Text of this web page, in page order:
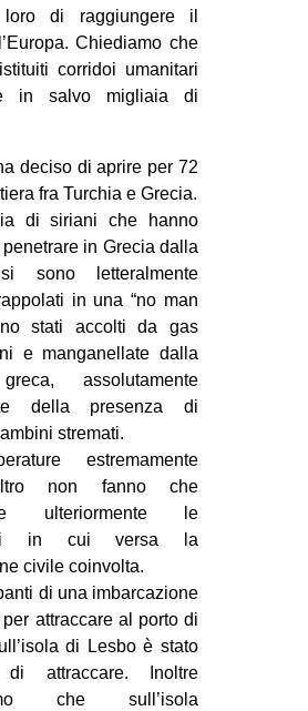
PRECARIATO
REPRESSIONE
STUDENTI
ARTE
CINEMA
MUSICA
RECENSIONI
AFRICA
AMERICHE
ORIENTE
EUROPA
ORIENTE
EVENTI
in
loro di raggiungere il
Chiediamo che
corridoi umanitari
in salvo migliaia di
deciso di aprire per 72
fra Turchia e Grecia.
di siriani che hanno
in Grecia dalla
sono letteralmente
in una “no man
stati accolti da gas
e manganellate dalla
assolutamente
della presenza di
stremati.
estremamente
non fanno che
ulteriormente le
in cui versa la
civile coinvolta.
di una imbarcazione
attraccare al porto di
di Lesbo è stato
di attraccare. Inoltre
che sull’isola